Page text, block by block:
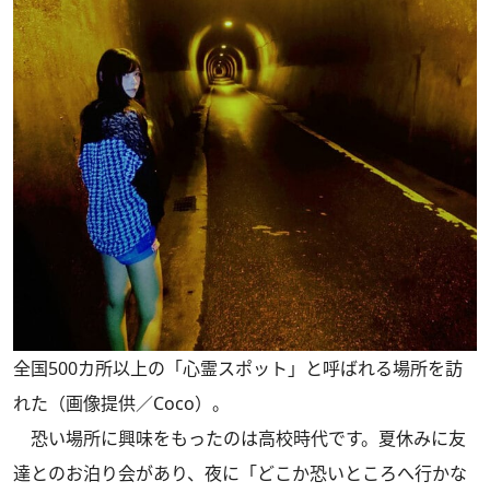
全国500カ所以上の「心霊スポット」と呼ばれる場所を訪
れた（画像提供／Coco）。
恐い場所に興味をもったのは高校時代です。夏休みに友
達とのお泊り会があり、夜に「どこか恐いところへ行かな